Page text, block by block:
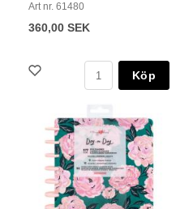
Art nr. 61480
360,00 SEK
Köp